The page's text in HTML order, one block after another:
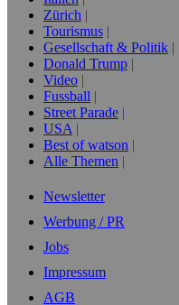
Zürich
Tourismus
Gesellschaft & Politik
Donald Trump
Video
Fussball
Street Parade
USA
Best of watson
Alle Themen
Newsletter
Werbung / PR
Jobs
Impressum
AGB